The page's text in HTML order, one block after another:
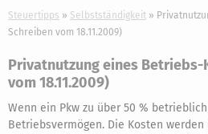
Steuertipps Selbstständigkeit
Schreiben vom 18.11.2009)
Privatnutzung eines Betriebs-
vom 18.11.2009)
Wenn ein Pkw zu über 50 %
Betriebsvermögen. Die Kosten